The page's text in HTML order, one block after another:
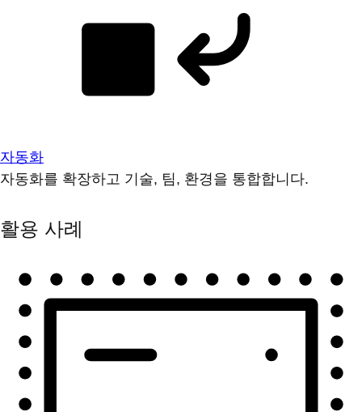
자동화
자동화를 확장하고 기술, 팀, 환경을 통합합니다.
활용 사례